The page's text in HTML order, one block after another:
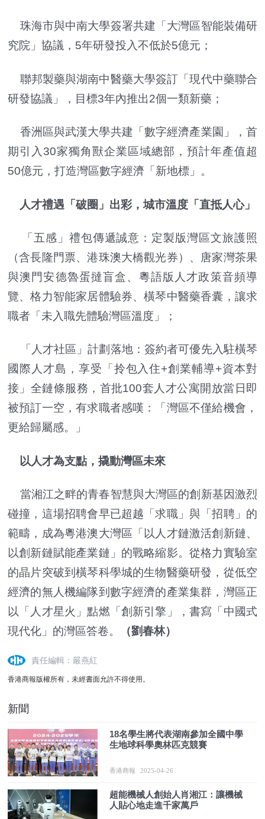
珠海市與中南大學簽署共建「大灣區智能裝備研
究院」協議，5年研發投入不低於5億元；
聯邦製藥與湖南中醫藥大學簽訂「現代中藥聯合
研發協議」，目標3年內推出2個一類新藥；
香洲區與武漢大學共建「數字經濟產業園」，首
期引入30家獨角獸企業區域總部，預計年產值超
50億元，打造灣區數字經濟「新地標」。
人才禮遇「破圈」出彩，城市溫度「直抵人心」
「五感」禮包傳遞誠意：定製版灣區文旅護照
（含長隆門票、港珠澳大橋觀光券）、唐家灣茶果
與澳門安德魯蛋撻盲盒、粵語版人才政策音頻導
覽、格力智能家居體驗券、橫琴中醫藥香囊，讓求
職者「未入職先體驗灣區溫度」；
「人才社區」計劃落地：簽約者可優先入駐橫琴
國際人才島，享受「拎包入住+創業輔導+資本對
接」全鏈條服務，首批100套人才公寓開放當日即
被預訂一空，有求職者感嘆：「灣區不僅給機會，
更給歸屬感。」
以人才為支點，撬動灣區未來
當湘江之畔的青春智慧與大灣區的創新基因激烈
碰撞，這場招聘會早已超越「求職」與「招聘」的
範疇，成為粵港澳大灣區「以人才鏈激活創新鏈、
以創新鏈賦能產業鏈」的戰略縮影。從格力實驗室
的晶片突破到橫琴科學城的生物醫藥研發，從低空
經濟的無人機編隊到數字經濟的產業集群，灣區正
以「人才星火」點燃「創新引擎」，書寫「中國式
現代化」的灣區答卷。
（劉春林）
責任編輯：嚴燕紅
香港商報版權所有，未經書面允許不得使用。
新聞
18名學生將代表湖南參加全國中學
生地球科學奧林匹克競賽
香港商報 2025-04-26
超能機械人創始人肖湘江：讓機械
人貼心地走進千家萬戶